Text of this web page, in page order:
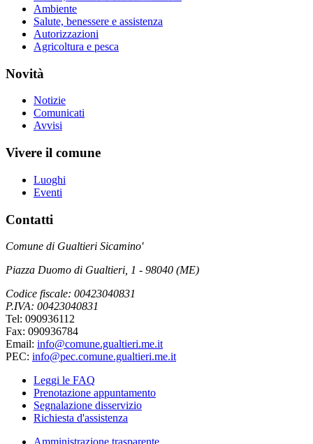
Ambiente
Salute, benessere e assistenza
Autorizzazioni
Agricoltura e pesca
Novità
Notizie
Comunicati
Avvisi
Vivere il comune
Luoghi
Eventi
Contatti
Comune di Gualtieri Sicamino'
Piazza Duomo di Gualtieri, 1 - 98040 (ME)
Codice fiscale: 00423040831
P.IVA: 00423040831
Tel: 090936112
Fax: 090936784
Email: info@comune.gualtieri.me.it
PEC: info@pec.comune.gualtieri.me.it
Leggi le FAQ
Prenotazione appuntamento
Segnalazione disservizio
Richiesta d'assistenza